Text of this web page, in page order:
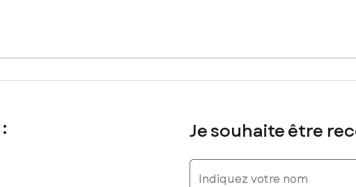
Je souhaite être
Indiquez votre nom